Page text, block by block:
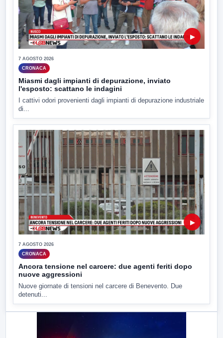
▶
7 AGOSTO 2026
CRONACA
Miasmi dagli impianti di depurazione, inviato
l'esposto: scattano le indagini
I cattivi odori provenienti dagli impianti di depurazione industriale
di...
▶
7 AGOSTO 2026
CRONACA
Ancora tensione nel carcere: due agenti feriti dopo
nuove aggressioni
Nuove giornate di tensioni nel carcere di Benevento. Due
detenuti...